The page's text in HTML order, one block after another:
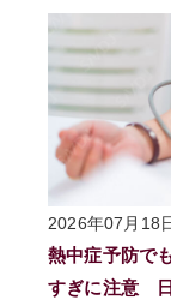
2026年07月18
熱中症予防で
すぎに注意